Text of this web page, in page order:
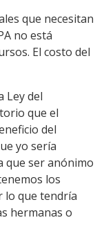
que necesitan
no está
El costo del
Ley del
que el
del
yo sería
que ser anónimo
los
lo que tendría
hermanas o